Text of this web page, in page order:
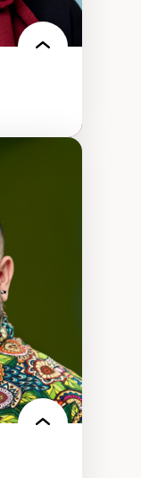
des
l'espace
des